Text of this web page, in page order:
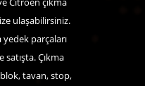
ulaşabilirsiniz.
parçaları
Çıkma
tavan, stop,